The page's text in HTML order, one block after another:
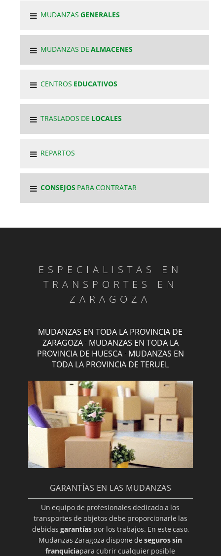
MUDANZASGENERALES
MUDANZAS DEALMACENES
CENTROS EDUCATIVOS
TRASLADOS DE LOCALES
REPARTOS
CONSEJOS PARA CONTRATAR
ESPECIALISTAS EN
TRANSPORTES EN
ZARAGOZA
MUDANZAS EN TODA LA PROVINCIA DE
ZARAGOZA· MUDANZAS EN TODA LA
PROVINCIA DE HUESCA· MUDANZAS EN
TODA LA PROVINCIA DE TERUEL
GARANTÍAS EN LAS MUDANZAS
Un equipo de profesionales dedicado a los
transportes de objetos debe proporcionarle las
debidas garantíaspor los trabajos. En este caso,
Mudanzas Zaragoza dispone deseguros sin
franquiciapara cubrir cualquier posible